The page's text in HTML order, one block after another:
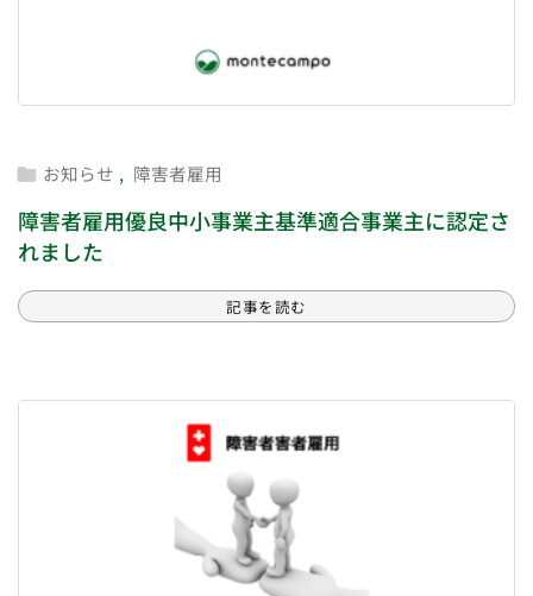
 お知らせ , 障害者雇用
障害者雇用優良中小事業主基準適合事業主に認定さ
れました
記事を読む